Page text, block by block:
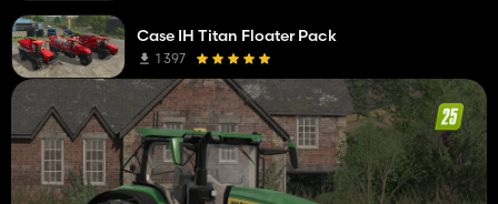
Case IH Titan Floater Pack
1 397